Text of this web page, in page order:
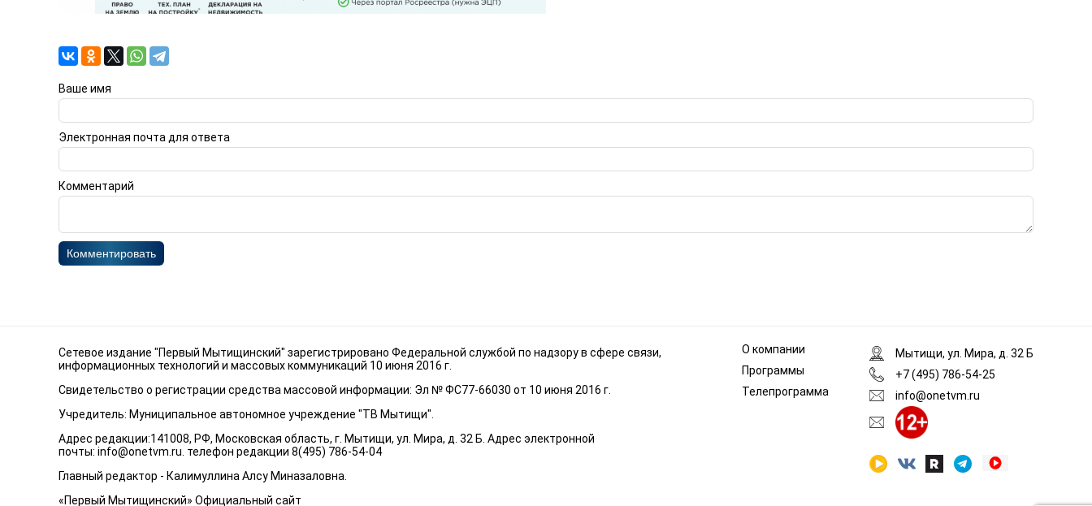
Ваше имя
Электронная почта для ответа
Комментарий
Комментировать
Сетевое издание "Первый Мытищинский" зарегистрировано Федеральной службой по надзору в сфере связи,
информационных технологий и массовых коммуникаций 10 июня 2016 г.
Свидетельство о регистрации средства массовой информации: Эл № ФС77-66030 от 10 июня 2016 г.
Учредитель: Муниципальное автономное учреждение "ТВ Мытищи".
Адрес редакции:141008, РФ, Московская область, г. Мытищи, ул. Мира, д. 32 Б. Адрес электронной
почты: info@onetvm.ru . телефон редакции 8(495) 786-54-04
Главный редактор - Калимуллина Алсу Миназаловна.
«Первый Мытищинский» Официальный сайт
О компании
Программы
Телепрограмма
Мытищи, ул. Мира, д. 32 Б
+7 (495) 786-54-25
info@onetvm.ru